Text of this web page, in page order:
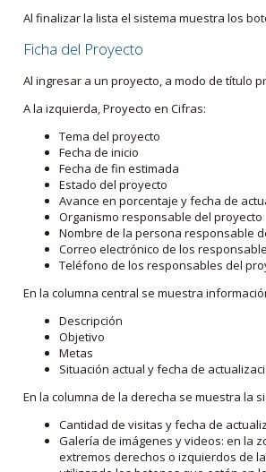
Al finalizar la lista el sistema muestra los
Ficha del Proyecto
Al ingresar a un proyecto, a modo de título
A la izquierda, Proyecto en Cifras:
Tema del proyecto
Fecha de inicio
Fecha de fin estimada
Estado del proyecto
Avance en porcentaje y fecha de
Organismo responsable del proyecto
Nombre de la persona responsable
Correo electrónico de los
Teléfono de los responsables del
En la columna central se muestra
Descripción
Objetivo
Metas
Situación actual y fecha de
En la columna de la derecha se muestra la
Cantidad de visitas y fecha de
Galería de imágenes y videos: en la
extremos derechos o izquierdos de